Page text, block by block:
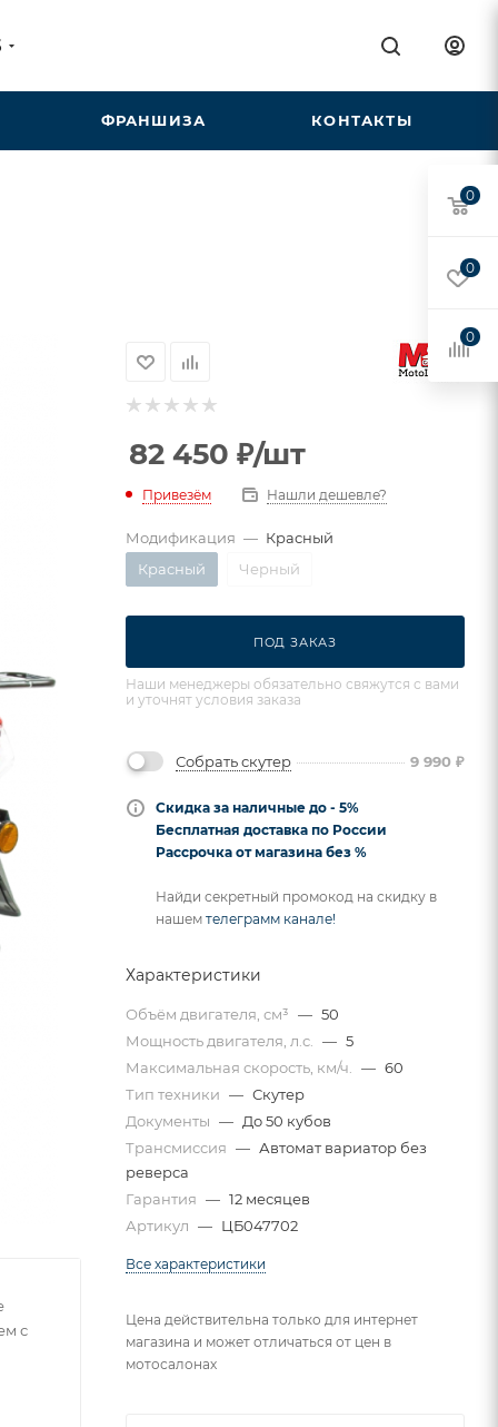
ФРАНШИЗА КОНТАКТЫ
с
82 450 ₽/шт
Привезём Нашли дешевле?
Модификация — Красный
Красный
Черный
ПОД ЗАКАЗ
Наши менеджеры обязательно свяжутся с вами
и уточнят условия заказа
Собрать скутер 9 990 ₽
Скидка за наличные до - 5%
Бесплатная доставка по России
Рассрочка от магазина без %
Найди секретный промокод на скидку в
нашем телеграмм канале!
Характеристики
Объём двигателя, см³ — 50
Мощность двигателя, л.с.
— 5
Максимальная скорость, км/ч.
— 60
Тип техники — Скутер
Документы — До 50 кубов
Трансмиссия — Автомат вариатор без
реверса
Гарантия — 12 месяцев
Артикул — ЦБ047702
Все характеристики
Цена действительна только для интернет
магазина и может отличаться от цен в
мотосалонах
0
0
0